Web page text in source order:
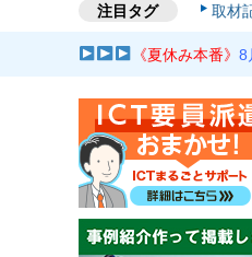
注目タグ 取材
《夏休み本番》8